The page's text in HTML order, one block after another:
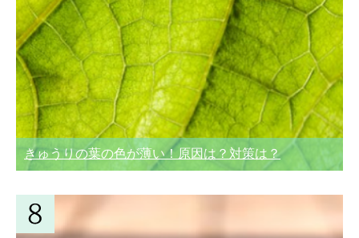
きゅうりの葉の色が薄い！原因は？対策は？